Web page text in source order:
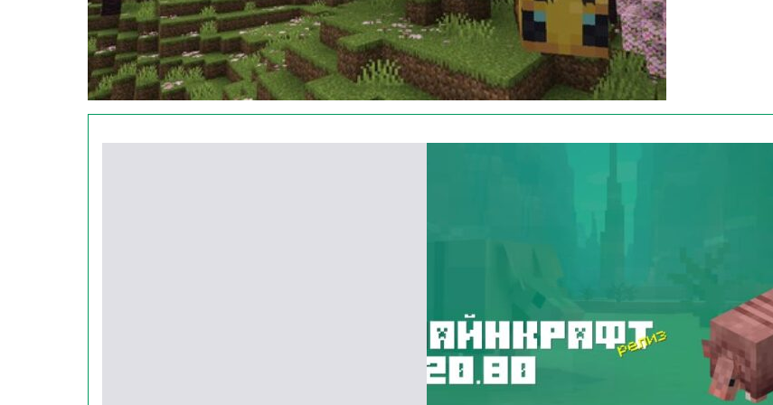
Персонажи
Теперь в Майнкрафт 1.20.10 Тропы и Сказки игроки смогут выраститьпрекрасные растения.Но
произойдет это не без помощи сниффера, который поможет раздобыть семена этих растений.
Стоит отметить еще один важный момент относительно этого персонажа. Обитает он только
на суше, и опускаться под воду в поисках семян не станет. А еще он может размножаться.